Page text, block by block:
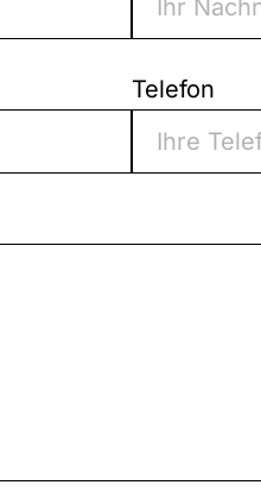
Telefon